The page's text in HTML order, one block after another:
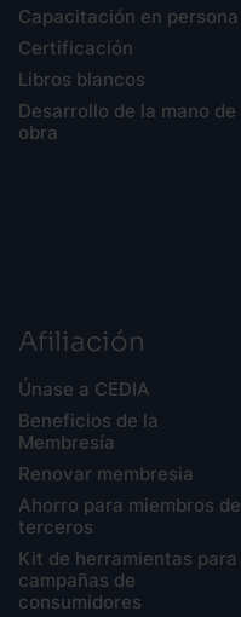
Capacitación en persona
Certificación
Libros blancos
Desarrollo de la mano de
obra
Afiliación
Únase a CEDIA
Beneficios de la
Membresía
Renovar membresia
Ahorro para miembros de
terceros
Kit de herramientas para
campañas de
consumidores